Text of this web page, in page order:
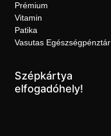
Prémium
Vitamin
Patika
Vasutas Egészségpénztár
Szépkártya
elfogadóhely!